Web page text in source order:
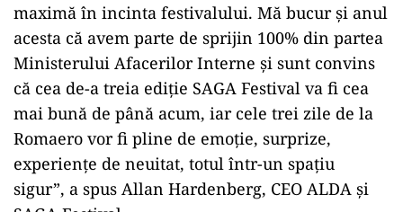
maximă în incinta festivalului. Mă bucur și anul
acesta că avem parte de sprijin 100% din partea
Ministerului Afacerilor Interne și sunt convins
că cea de-a treia ediție SAGA Festival va fi cea
mai bună de până acum, iar cele trei zile de la
Romaero vor fi pline de emoție, surprize,
experiențe de neuitat, totul într-un spațiu
sigur”, a spus Allan Hardenberg, CEO ALDA și